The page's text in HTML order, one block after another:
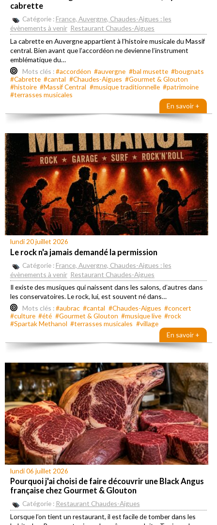
cabrette
Catégorie : France, Auvergne, Chaudes-Aigues : les
évènements à venir Restaurant Chaudes-Aigues
La cabrette en Auvergne appartient à l’histoire musicale du Massif
central. Bien avant que l’accordéon ne devienne l’instrument
emblématique du…
Mots clés :#accordéon #auvergne #bal musette #bougnats
#Cabrette #cantal #Chaudes-Aigues #Gourmet & Glouton
#histoire #Massif Central #musique traditionnelle #patrimoine
#terrasses musicales
En savoir +
lundi 20 juillet 2026
Le rock n'a jamais demandé la permission
Catégorie : France, Auvergne, Chaudes-Aigues : les
évènements à venir Restaurant Chaudes-Aigues
Il existe des musiques qui naissent dans les salons, d’autres dans
les conservatoires. Le rock, lui, est souvent né dans…
Mots clés :#aubrac #cantal #Chaudes-Aigues #concert
#culture #été #Gourmet & Glouton #musique live #rock
#Spartak Methanol #terrasses musicales #village
En savoir +
lundi 06 juillet 2026
Pourquoi j'ai choisi de faire découvrir une Black Angus
française chez Gourmet & Glouton
Catégorie : Restaurant Chaudes-Aigues
Lorsque l’on tient un restaurant, il est facile de tomber dans les